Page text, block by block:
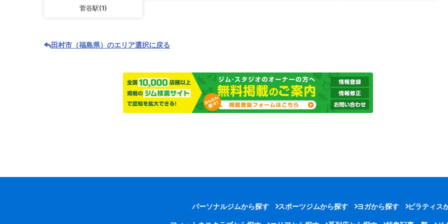
菅谷駅(1)
田村市（福島県）のエリア選択に戻る
パーソナルジムから探す スポーツジムから探す ヨガから探す ピラティス